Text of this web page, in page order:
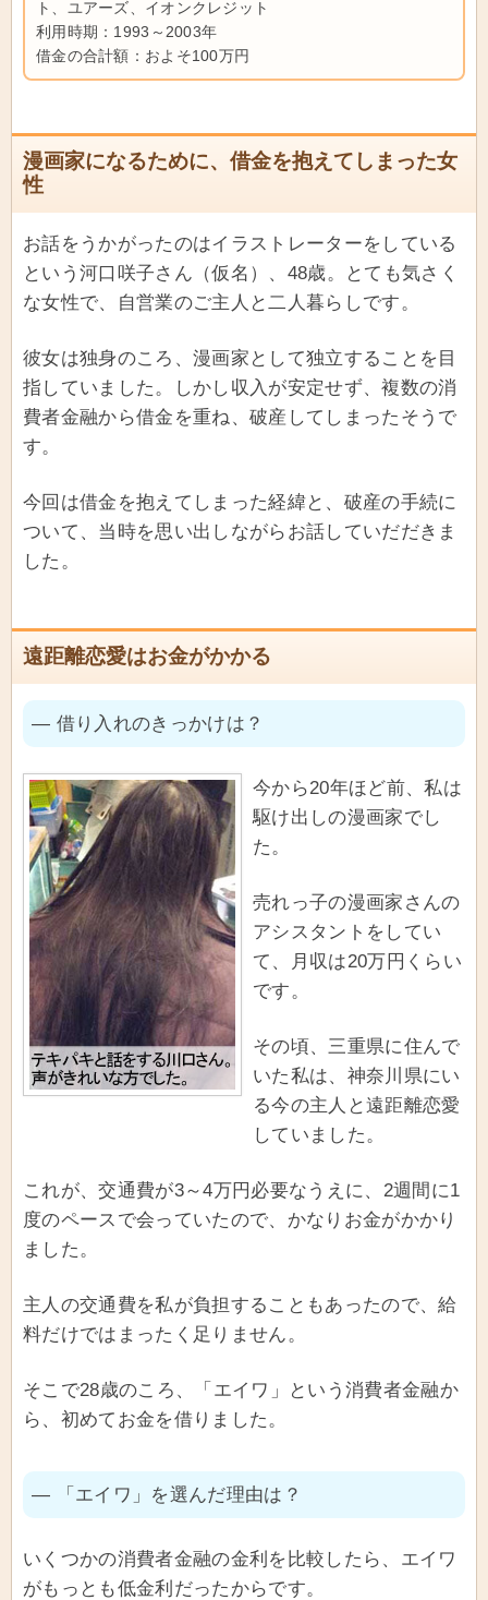
ト、ユアーズ、イオンクレジット
利用時期：1993～2003年
借金の合計額：およそ100万円
漫画家になるために、借金を抱えてしまった女
性
お話をうかがったのはイラストレーターをしている
という河口咲子さん（仮名）、48歳。とても気さく
な女性で、自営業のご主人と二人暮らしです。
彼女は独身のころ、漫画家として独立することを目
指していました。しかし収入が安定せず、複数の消
費者金融から借金を重ね、破産してしまったそうで
す。
今回は借金を抱えてしまった経緯と、破産の手続に
ついて、当時を思い出しながらお話していだだきま
した。
遠距離恋愛はお金がかかる
― 借り入れのきっかけは？
今から20年ほど前、私は
駆け出しの漫画家でし
た。
売れっ子の漫画家さんの
アシスタントをしてい
て、月収は20万円くらい
です。
その頃、三重県に住んで
いた私は、神奈川県にい
る今の主人と遠距離恋愛
していました。
これが、交通費が3～4万円必要なうえに、2週間に1
度のペースで会っていたので、かなりお金がかかり
ました。
主人の交通費を私が負担することもあったので、給
料だけではまったく足りません。
そこで28歳のころ、「エイワ」という消費者金融か
ら、初めてお金を借りました。
― 「エイワ」を選んだ理由は？
いくつかの消費者金融の金利を比較したら、エイワ
がもっとも低金利だったからです。